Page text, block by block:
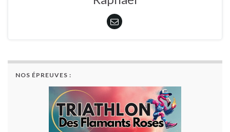
NOS ÉPREUVES :